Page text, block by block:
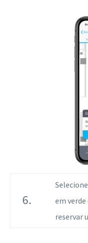
6.
em
reservar